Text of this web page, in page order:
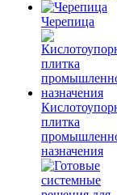
Черепица
плитка
назначения